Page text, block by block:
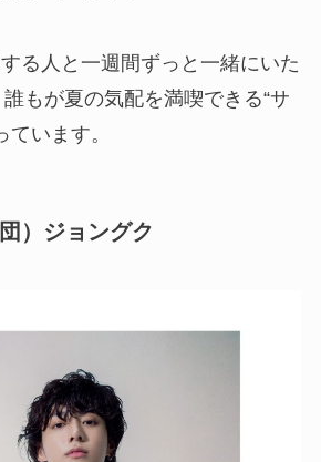
する人と一週間ずっと一緒にいた
もが夏の気配を満喫できる“サ
ています。
）ジョングク